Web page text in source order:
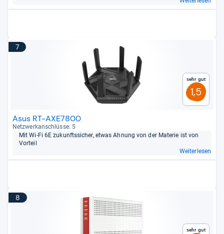
7
Sehr gut
1,5
Asus RT-AXE7800
Netz­werk­an­schlüsse: 5
Mit Wi-​Fi 6E zukunfts­si­cher, etwas Ahnung von der Mate­rie ist von
Vor­teil
Weiterlesen
8
Sehr gut